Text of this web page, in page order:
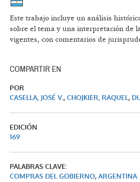
Este trabajo incluye un análisis
sobre el tema y una interpretación de
vigentes, con comentarios de
COMPARTIR EN
POR
CASELLA, JOSÉ V., CHOJKIER, RAQUEL,
EDICIÓN
169
PALABRAS CLAVE:
COMPRAS DEL GOBIERNO, ARGENTINA